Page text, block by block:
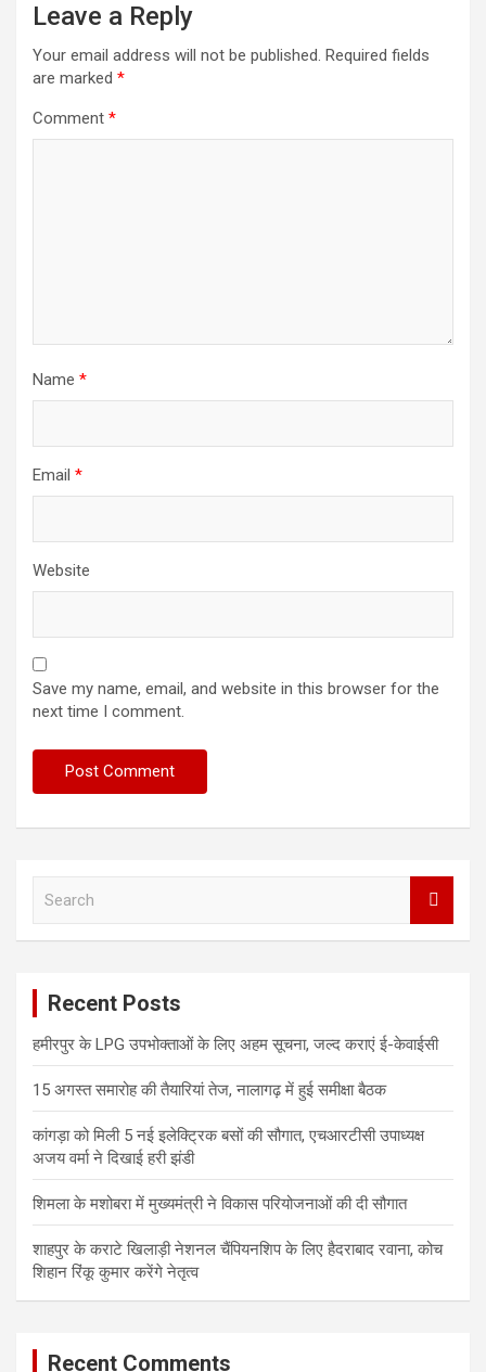
Leave a Reply
Your email address will not be published. Required fields
are marked *
Comment *
Name *
Email *
Website
Save my name, email, and website in this browser for the
next time I comment.
Recent Posts
हमीरपुर के LPG उपभोक्ताओं के लिए अहम सूचना, जल्द कराएं ई-केवाईसी
15 अगस्त समारोह की तैयारियां तेज, नालागढ़ में हुई समीक्षा बैठक
कांगड़ा को मिली 5 नई इलेक्ट्रिक बसों की सौगात, एचआरटीसी उपाध्यक्ष
अजय वर्मा ने दिखाई हरी झंडी
शिमला के मशोबरा में मुख्यमंत्री ने विकास परियोजनाओं की दी सौगात
शाहपुर के कराटे खिलाड़ी नेशनल चैंपियनशिप के लिए हैदराबाद रवाना, कोच
शिहान रिंकू कुमार करेंगे नेतृत्व
Recent Comments